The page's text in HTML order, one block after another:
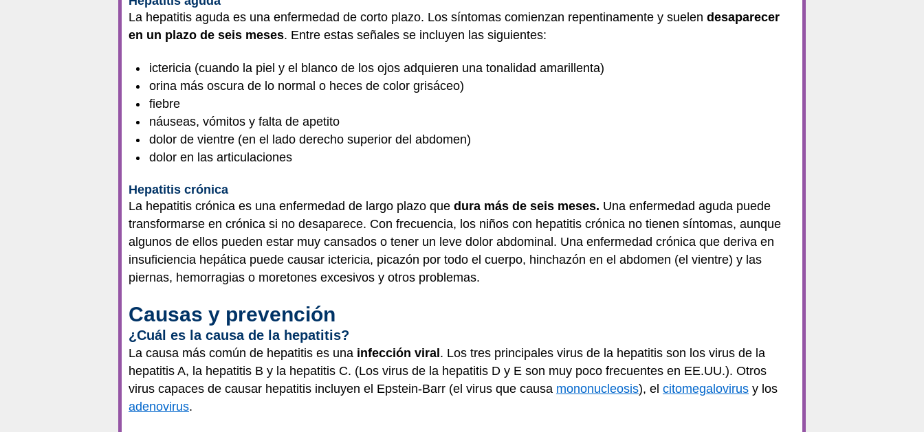
La hepatitis aguda es una enfermedad de corto plazo. Los síntomas comienzan repentinamente y suelen desaparecer
en un plazo de seis meses. Entre estas señales se incluyen las siguientes:
ictericia (cuando la piel y el blanco de los ojos adquieren una tonalidad amarillenta)
orina más oscura de lo normal o heces de color grisáceo)
fiebre
náuseas, vómitos y falta de apetito
dolor de vientre (en el lado derecho superior del abdomen)
dolor en las articulaciones
Hepatitis crónica
La hepatitis crónica es una enfermedad de largo plazo que dura más de seis meses. Una enfermedad aguda puede
transformarse en crónica si no desaparece. Con frecuencia, los niños con hepatitis crónica no tienen síntomas, aunque
algunos de ellos pueden estar muy cansados o tener un leve dolor abdominal. Una enfermedad crónica que deriva en
insuficiencia hepática puede causar ictericia, picazón por todo el cuerpo, hinchazón en el abdomen (el vientre) y las
piernas, hemorragias o moretones excesivos y otros problemas.
Causas y prevención
¿Cuál es la causa de la hepatitis?
La causa más común de hepatitis es una infección viral . Los tres principales virus de la hepatitis son los virus de la
hepatitis A, la hepatitis B y la hepatitis C. (Los virus de la hepatitis D y E son muy poco frecuentes en EE.UU.). Otros
virus capaces de causar hepatitis incluyen el Epstein-Barr (el virus que causa mononucleosis), el citomegalovirus y los
adenovirus.